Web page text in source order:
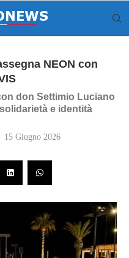
NEON con
don Settimio Luciano
e identità
15 Giugno 2026